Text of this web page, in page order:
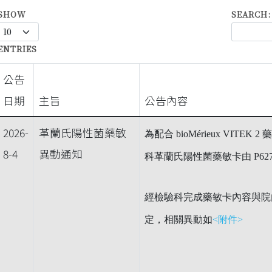
SEARCH:
公告
日期
主旨 公告內容
2026-
8-4
革蘭氏陽性菌藥敏
異動通知
為配合 bioMérieux VITEK 2
科革蘭氏陽性菌藥敏卡由
經檢驗科完成藥敏卡內容與
定，相關異動如<附件>